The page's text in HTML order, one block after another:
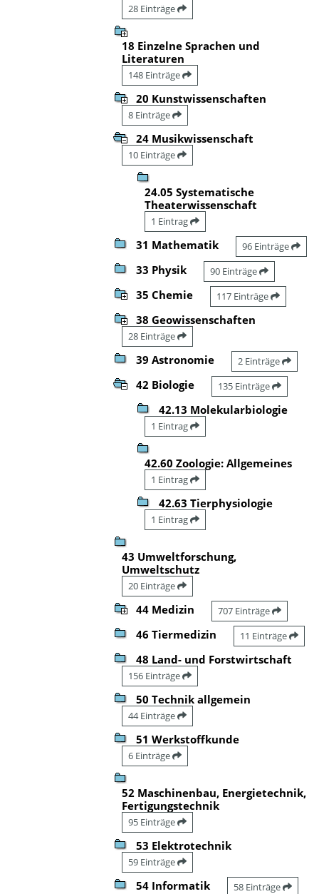
28 Einträge
18 Einzelne Sprachen und
Literaturen
148 Einträge
20 Kunstwissenschaften
8 Einträge
24 Musikwissenschaft
10 Einträge
24.05 Systematische
Theaterwissenschaft
1 Eintrag
31 Mathematik 96 Einträge
33 Physik 90 Einträge
35 Chemie 117 Einträge
38 Geowissenschaften
28 Einträge
39 Astronomie 2 Einträge
42 Biologie 135 Einträge
42.13 Molekularbiologie
1 Eintrag
42.60 Zoologie: Allgemeines
1 Eintrag
42.63 Tierphysiologie
1 Eintrag
43 Umweltforschung,
Umweltschutz
20 Einträge
44 Medizin 707 Einträge
46 Tiermedizin 11 Einträge
48 Land- und Forstwirtschaft
156 Einträge
50 Technik allgemein
44 Einträge
51 Werkstoffkunde
6 Einträge
52 Maschinenbau, Energietechnik,
Fertigungstechnik
95 Einträge
53 Elektrotechnik
59 Einträge
54 Informatik 58 Einträge